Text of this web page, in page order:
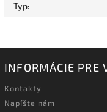
Typ:
INFORMÁCIE PRE
Kontakty
Napíšte nám